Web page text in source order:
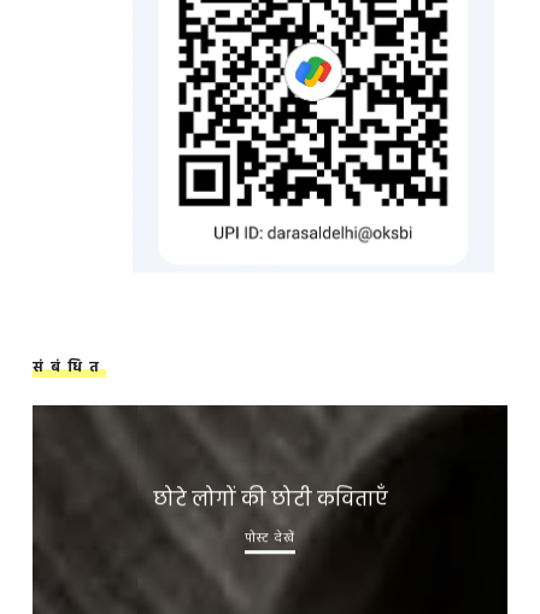
संबंधित
छोटे लोगों की छोटी कविताएँ
पोस्ट देखें